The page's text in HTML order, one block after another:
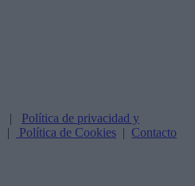
| Política de privacidad y
| Política de Cookies | Contacto